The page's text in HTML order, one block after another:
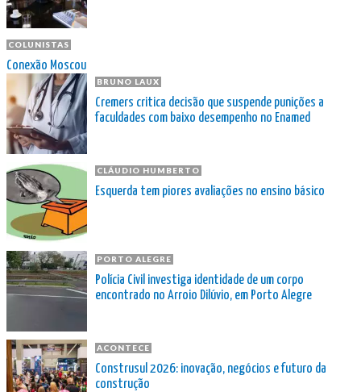
COLUNISTAS
Conexão Moscou
BRUNO LAUX
Cremers critica decisão que suspende punições a
faculdades com baixo desempenho no Enamed
CLÁUDIO HUMBERTO
Esquerda tem piores avaliações no ensino básico
PORTO ALEGRE
Polícia Civil investiga identidade de um corpo
encontrado no Arroio Dilúvio, em Porto Alegre
ACONTECE
Construsul 2026: inovação, negócios e futuro da
construção